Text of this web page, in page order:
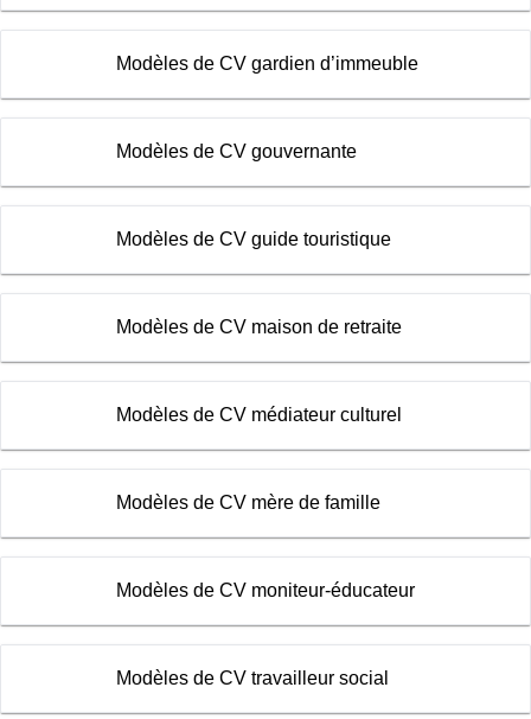
Modèles de CV gardien d’immeuble
Modèles de CV gouvernante
Modèles de CV guide touristique
Modèles de CV maison de retraite
Modèles de CV médiateur culturel
Modèles de CV mère de famille
Modèles de CV moniteur-éducateur
Modèles de CV travailleur social